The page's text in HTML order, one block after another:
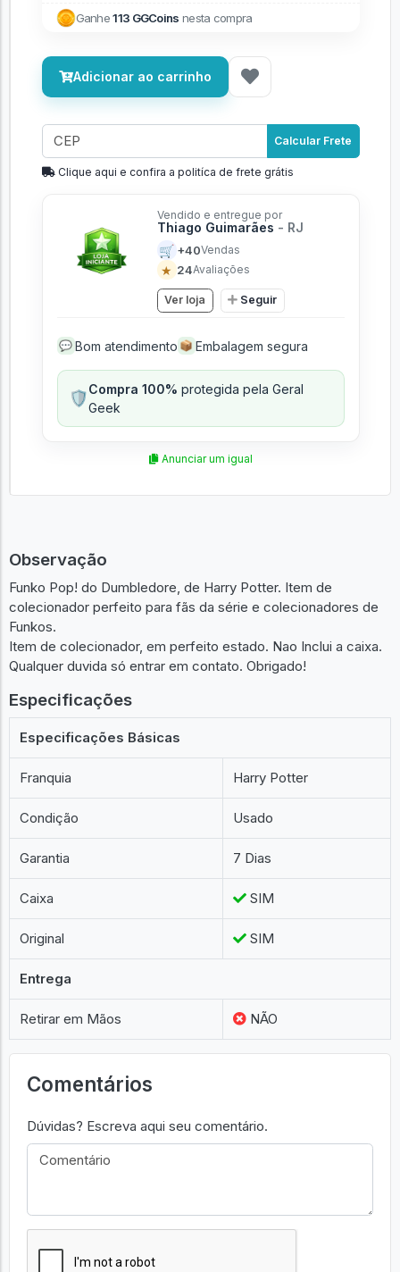
Ganhe113 GGCoins nesta compra
Adicionar ao carrinho
Calcular Frete
Clique aqui e confira a politíca de frete grátis
Vendido e entregue por
Thiago Guimarães - RJ
🛒 +40Vendas
★ 24Avaliações
Ver loja Seguir
💬 Bom atendimento 📦 Embalagem segura
🛡️Compra 100% protegida pela Geral
Geek
Anunciar um igual
Observação
Funko Pop! do Dumbledore, de Harry Potter. Item de
colecionador perfeito para fãs da série e colecionadores de
Funkos.
Item de colecionador, em perfeito estado. Nao Inclui a caixa.
Qualquer duvida só entrar em contato. Obrigado!
Especificações
Especificações Básicas
Franquia Harry Potter
Condição Usado
Garantia 7 Dias
Caixa SIM
Original SIM
Entrega
Retirar em Mãos NÃO
Comentários
Dúvidas? Escreva aqui seu comentário.